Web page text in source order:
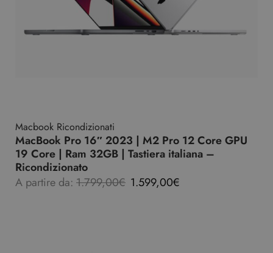
Macbook Ricondizionati
MacBook Pro 16″ 2023 | M2 Pro 12 Core GPU
19 Core | Ram 32GB | Tastiera italiana –
Ricondizionato
A partire da: 1.799,00€ 1.599,00€